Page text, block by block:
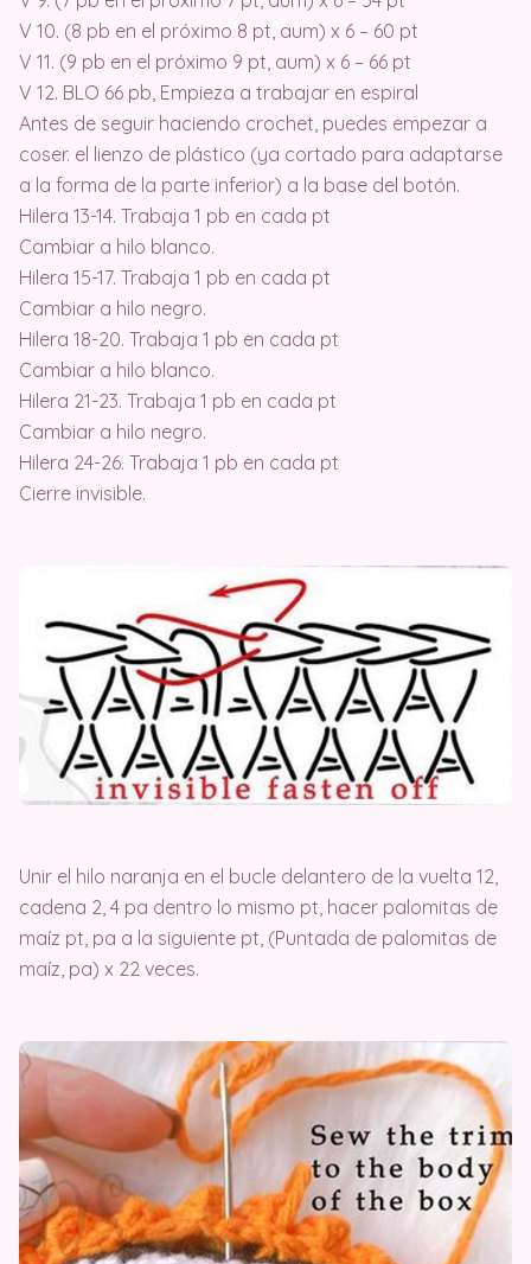
V 10. (8 pb en el próximo 8 pt, aum) x 6 – 60 pt
V 11. (9 pb en el próximo 9 pt, aum) x 6 – 66 pt
V 12. BLO 66 pb, Empieza a trabajar en espiral
Antes de seguir haciendo crochet, puedes empezar a
coser. el lienzo de plástico (ya cortado para adaptarse
a la forma de la parte inferior) a la base del botón.
Hilera 13-14. Trabaja 1 pb en cada pt
Cambiar a hilo blanco.
Hilera 15-17. Trabaja 1 pb en cada pt
Cambiar a hilo negro.
Hilera 18-20. Trabaja 1 pb en cada pt
Cambiar a hilo blanco.
Hilera 21-23. Trabaja 1 pb en cada pt
Cambiar a hilo negro.
Hilera 24-26. Trabaja 1 pb en cada pt
Cierre invisible.
Unir el hilo naranja en el bucle delantero de la vuelta 12,
cadena 2, 4 pa dentro lo mismo pt, hacer palomitas de
maíz pt, pa a la siguiente pt, (Puntada de palomitas de
maíz, pa) x 22 veces.